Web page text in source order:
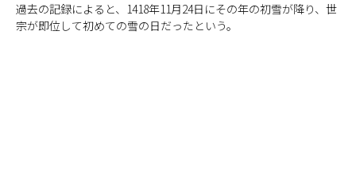
過去の記録によると、1418年11月24日にその年の初雪が降り、世
宗が即位して初めての雪の日だったという。